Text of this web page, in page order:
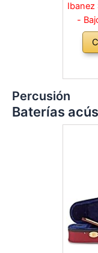
Ibanez
-
Percusión
Baterías